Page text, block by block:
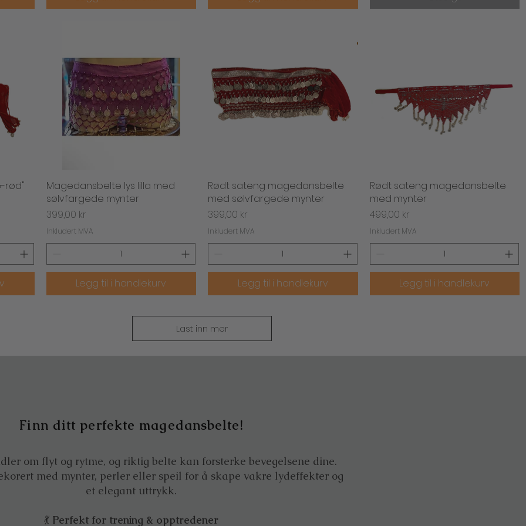
rød"
Hurtigvisning
Magedansbelte lys lilla med
sølvfargede mynter
Pris
399,00 kr
Inkludert MVA
Legg til i handlekurv
Hurtigvisning
Rødt sateng magedansbelte
med sølvfargede mynter
Pris
399,00 kr
Inkludert MVA
Legg til i handlekurv
Hurtigvisning
Rødt sateng magedansbelte
med mynter
Pris
499,00 kr
Inkludert MVA
Legg til i handlekurv
Last inn mer
Finn ditt perfekte magedansbelte!
om flyt og rytme, og riktig belte kan forsterke bevegelsene dine.
med mynter, perler eller speil for å skape vakre lydeffekter og
et elegant uttrykk.
💃 Perfekt for trening & opptredener